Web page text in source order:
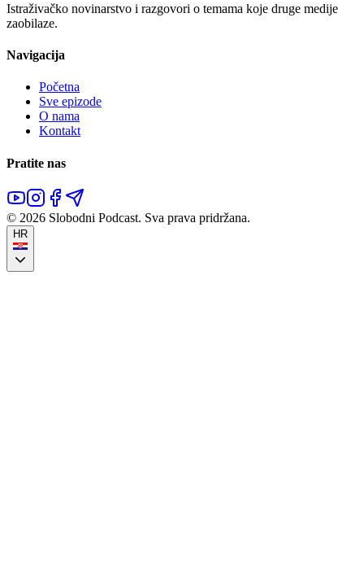
Istraživačko novinarstvo i razgovori o temama koje druge medije
zaobilaze.
Navigacija
Početna
Sve epizode
O nama
Kontakt
Pratite nas
© 2026 Slobodni Podcast. Sva prava pridržana.
HR